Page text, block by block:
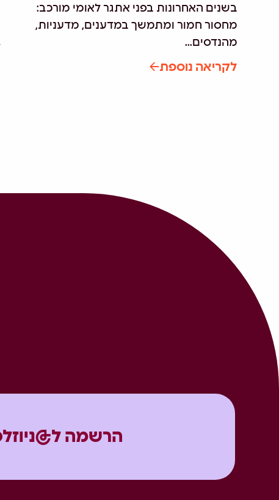
בשנים האחרונות בפני אתגר לאומי מורכב:
מחסור חמור ומתמשך במדענים, מדעניות,
מהנדסים...
לקריאה נוספת
הרשמה